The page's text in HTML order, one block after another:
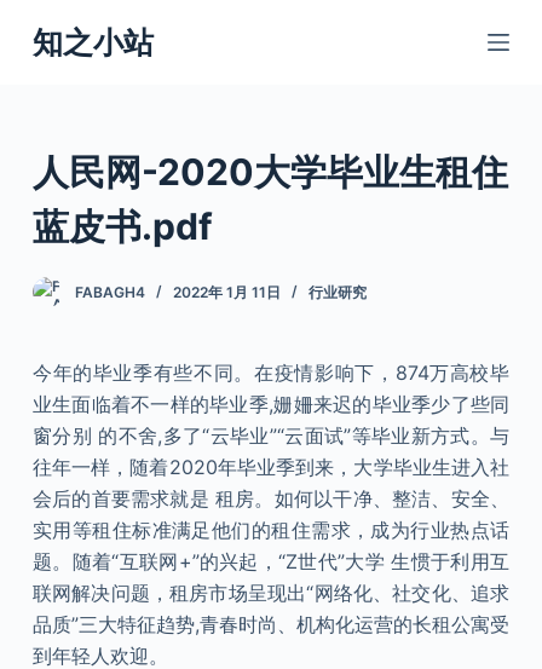
跳
过
知之小站
人民网-2020大学毕业生租住
蓝皮书.pdf
FABAGH4 2022年 1月 11日 行业研究
今年的毕业季有些不同。在疫情影响下，874万高校毕
业生面临着不一样的毕业季,姗姍来迟的毕业季少了些同
窗分别 的不舍,多了“云毕业”“云面试”等毕业新方式。与
往年一样，随着2020年毕业季到来，大学毕业生进入社
会后的首要需求就是 租房。如何以干净、整洁、安全、
实用等租住标准满足他们的租住需求，成为行业热点话
题。随着“互联网+”的兴起，“Z世代”大学 生惯于利用互
联网解决问题，租房市场呈现出“网络化、社交化、追求
品质”三大特征趋势,青春时尚、机构化运营的长租公寓受
到年轻人欢迎。